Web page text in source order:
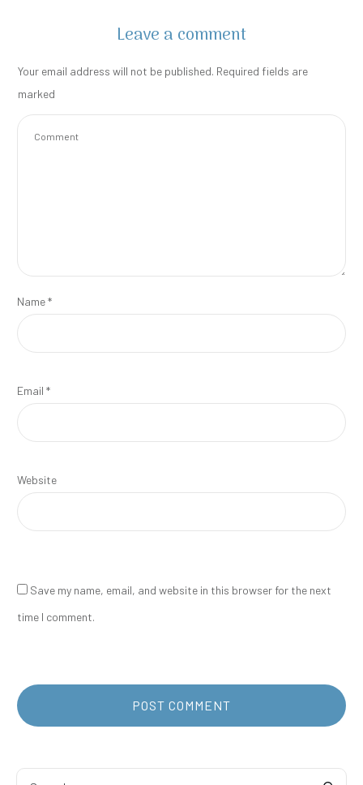
Leave a comment
Your email address will not be published. Required fields are
marked
Name*
Email *
Website
Save my name, email, and website in this browser for the next
time I comment.
POST COMMENT